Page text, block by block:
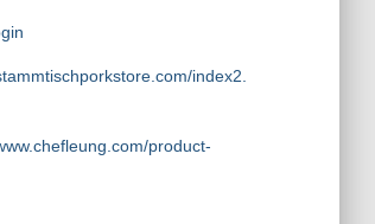
index2.
product-